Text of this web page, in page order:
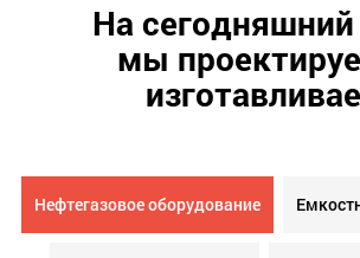
На
мы
Нефтегазовое оборудование